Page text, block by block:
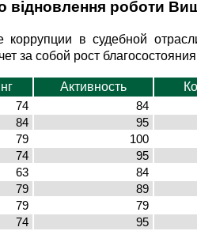
роботи Вищої
в судебной
за собой рост
Активность
74 84
84 95
79 100
74 95
63 84
79 89
79 79
74 95